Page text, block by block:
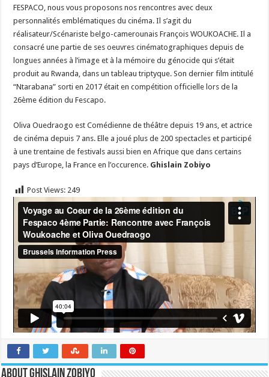
FESPACO, nous vous proposons nos rencontres avec deux
personnalités emblématiques du cinéma. Il s’agit du
réalisateur/Scénariste belgo-camerounais François WOUKOACHE. Il a
consacré une partie de ses oeuvres cinématographiques depuis de
longues années à l’image et à la mémoire du génocide qui s’était
produit au Rwanda, dans un tableau triptyque. Son dernier film intitulé
“Ntarabana” sorti en 2017 était en compétition officielle lors de la
26ème édition du Fescapo.
Oliva Ouedraogo est Comédienne de théâtre depuis 19 ans, et actrice
de cinéma depuis 7 ans. Elle a joué plus de 200 spectacles et participé
à une trentaine de festivals aussi bien en Afrique que dans certains
pays d’Europe, la France en l’occurence. Ghislain Zobiyo
Post Views: 249